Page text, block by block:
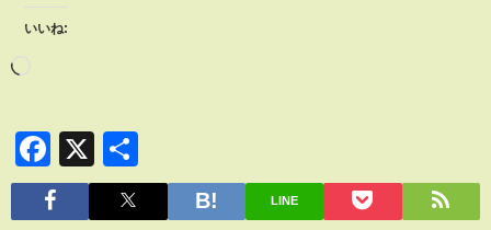
いいね:
Facebook
X
有
LINE